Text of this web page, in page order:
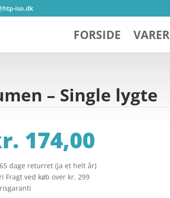
iso.dk
FORSIDE VARER
– Single lygte
174,00
dage returret (ja et helt år)
Fragt ved køb over kr. 299